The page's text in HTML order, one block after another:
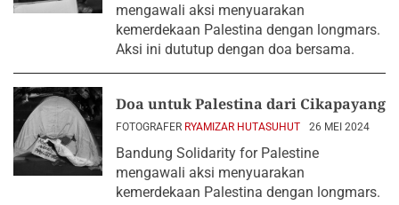
mengawali aksi menyuarakan
kemerdekaan Palestina dengan longmars.
Aksi ini dututup dengan doa bersama.
Doa untuk Palestina dari Cikapayang
FOTOGRAFER RYAMIZAR HUTASUHUT 26 MEI 2024
Bandung Solidarity for Palestine
mengawali aksi menyuarakan
kemerdekaan Palestina dengan longmars.